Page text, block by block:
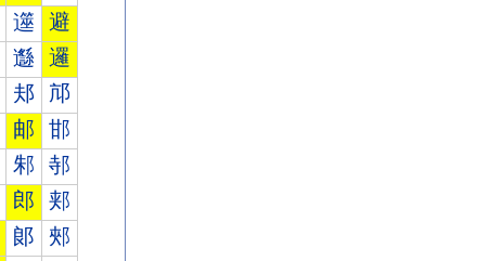
遾 避
邎 邏
邞 邟
邮 邯
邾 邿
郎 郏
郞 郟